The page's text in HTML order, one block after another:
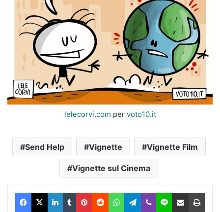
lelecorvi.com per voto10.it
Send Help Vignette Vignette Film
Vignette sul Cinema
Facebook
X LinkedIn
TumblrPinterest
RedditWhatsAppTelegram
ViberLine Condividi via Email